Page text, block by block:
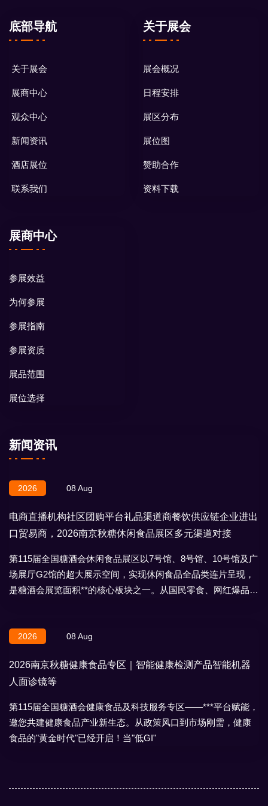
底部导航
关于展会
展商中心
观众中心
新闻资讯
酒店展位
联系我们
关于展会
展会概况
日程安排
展区分布
展位图
赞助合作
资料下载
展商中心
参展效益
为何参展
参展指南
参展资质
展品范围
展位选择
新闻资讯
2026 08 Aug
电商直播机构社区团购平台礼品渠道商餐饮供应链企业进出
口贸易商，2026南京秋糖休闲食品展区多元渠道对接
第115届全国糖酒会休闲食品展区以7号馆、8号馆、10号馆及广
场展厅G2馆的超大展示空间，实现休闲食品全品类连片呈现，
是糖酒会展览面积**的核心板块之一。从国民零食、网红爆品到
2026 08 Aug
2026南京秋糖健康食品专区｜智能健康检测产品智能机器
人面诊镜等
第115届全国糖酒会健康食品及科技服务专区——***平台赋能，
邀您共建健康食品产业新生态。从政策风口到市场刚需，健康
食品的"黄金时代"已经开启！当"低GI"